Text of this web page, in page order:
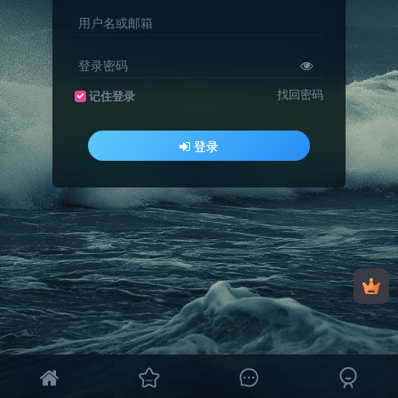
用户名或邮箱
登录密码
记住登录 找回密码
登录